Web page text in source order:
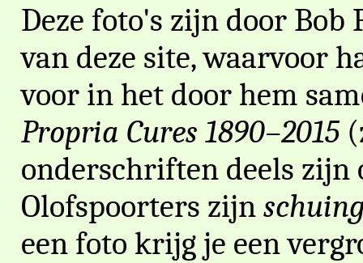
Deze foto's zijn door
van deze site, waarvoor
voor in het door hem
Propria Cures 1890–2015
onderschriften deels zijn
Olofspoorters zijn
een foto krijg je een